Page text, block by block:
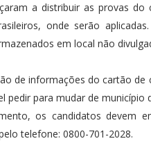
a distribuir as provas
onde serão
em local não
de informações do cartão
pedir para mudar de município
os candidatos devem
telefone: 0800-701-2028.